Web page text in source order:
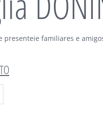
presenteie familiares e